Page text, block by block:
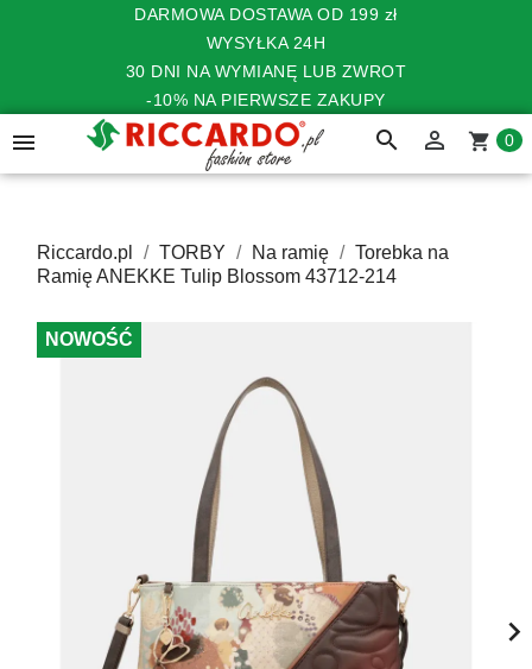
DARMOWA DOSTAWA OD 199 zł
WYSYŁKA 24H
30 DNI NA WYMIANĘ LUB ZWROT
-10% NA PIERWSZE ZAKUPY
 search  shopping_cart 0
Riccardo.pl TORBY Na ramię
Torebka na
Ramię ANEKKE Tulip Blossom 43712-214
NOWOŚĆ
